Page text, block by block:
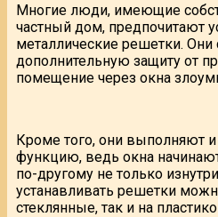
Многие люди, имеющие
частный дом, предпочитают
металлические решетки. Они
дополнительную защиту от
помещение через окна
Кроме того, они выполняют
функцию, ведь окна
по-другому не только
устанавливать решетки
стеклянные, так и на